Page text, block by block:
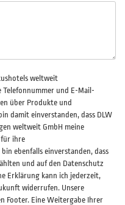
weltweit
und E-Mail-
über Produkte und
damit einverstanden, dass DLW
weltweit GmbH meine
für ihre
ebenfalls einverstanden, dass
und auf den Datenschutz
Erklärung kann ich jederzeit,
widerrufen. Unsere
Footer. Eine Weitergabe Ihrer